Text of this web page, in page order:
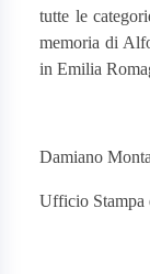
tutte le
memoria di
in Emilia
Damiano
Ufficio